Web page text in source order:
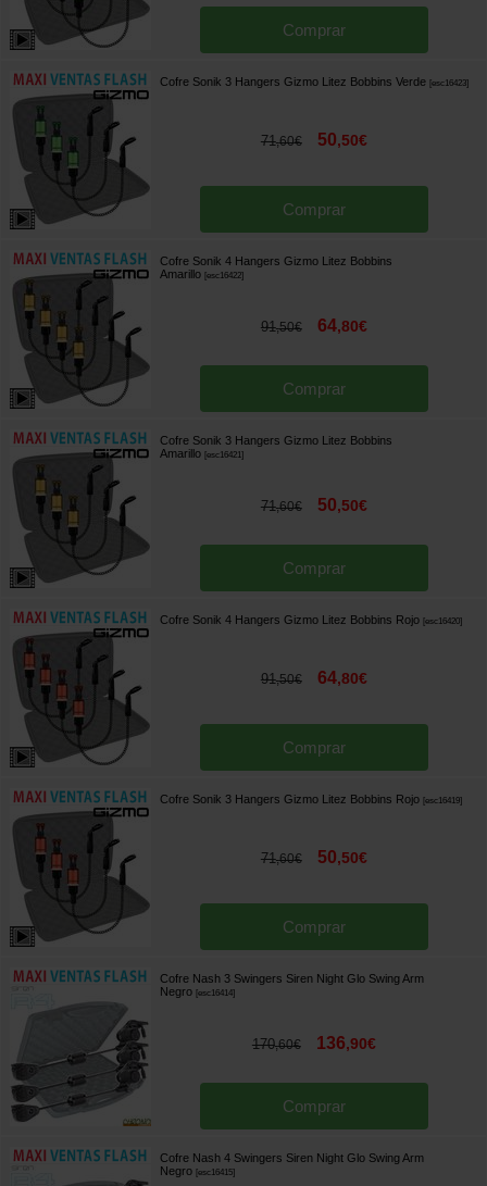
Comprar
Cofre Sonik 3 Hangers Gizmo Litez Bobbins Verde [esc16423]
71,60€ 50,50€
Comprar
Cofre Sonik 4 Hangers Gizmo Litez Bobbins
Amarillo [esc16422]
91,50€ 64,80€
Comprar
Cofre Sonik 3 Hangers Gizmo Litez Bobbins
Amarillo [esc16421]
71,60€ 50,50€
Comprar
Cofre Sonik 4 Hangers Gizmo Litez Bobbins Rojo [esc16420]
91,50€ 64,80€
Comprar
Cofre Sonik 3 Hangers Gizmo Litez Bobbins Rojo [esc16419]
71,60€ 50,50€
Comprar
Cofre Nash 3 Swingers Siren Night Glo Swing Arm
Negro [esc16414]
170,60€ 136,90€
Comprar
Cofre Nash 4 Swingers Siren Night Glo Swing Arm
Negro [esc16415]